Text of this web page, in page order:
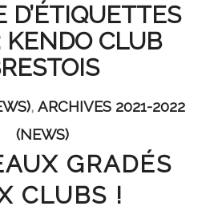
D’ÉTIQUETTES
KENDO CLUB
, ARCHIVES 2021-2022
(NEWS)
GRADÉS
CLUBS !